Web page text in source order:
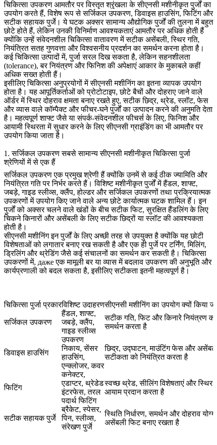
चिकित्सा उपकरण आमतौर पर विस्तृत श्रृंखला केसीएनसी मशीनीकृत पुर्जोंका
उपयोग करते हैं, विशेष रूप से सर्जिकल उपकरण, डिवाइस हाउसिंग, फिटिंग और
सटीक सहायक पुर्जे। ये घटक अक्सर सामान्य औद्योगिक पुर्जों की तुलना में बहुत
छोटे होते हैं, लेकिन उनकी विनिर्माण आवश्यकताएं आमतौर पर अधिक होती हैं
क्योंकि उन्हें संवेदनशील चिकित्सा वातावरण में सटीक असेंबली, स्थिर गति,
नियंत्रित सतह गुणवत्ता और विश्वसनीय प्रदर्शन का समर्थन करना होता है।
कई चिकित्सा उत्पादों में, पुर्जा सरल दिख सकता है, लेकिन सहनशीलता
(tolerance), बर नियंत्रण और फिनिश की अपेक्षाएं आकार के मुकाबले कहीं
अधिक सख्त होती हैं।
इसीलिए चिकित्सा अनुप्रयोगों में सीएनसी मशीनिंग का इतना व्यापक उपयोग
होता है। यह आपूर्तिकर्ताओं को प्रोटोटाइप, छोटे बैचों और दोहराए जाने वाले
ऑर्डर में स्थिर दोहराव क्षमता बनाए रखते हुए, सटीक छिद्र, थ्रेड, स्लॉट, फेस
और व्यास वाले कॉम्पैक्ट और फीचर-घने पुर्जों का उत्पादन करने की अनुमति देता
है। महत्वपूर्ण शाफ्ट जैसे या संपर्क-संवेदनशील फीचर्स के लिए, फिनिश और
आयामी स्थिरता में सुधार करने के लिएसीएनसी ग्राइंडिंगका भी आमतौर पर
उपयोग किया जाता है।
1. सर्जिकल उपकरण सबसे सामान्य सीएनसी मशीनीकृत चिकित्सा पुर्जा
श्रेणियों में से एक हैं
सर्जिकल उपकरण एक प्रमुख श्रेणी हैं क्योंकि उनमें से कई ठीक ज्यामिति और
नियंत्रित गति पर निर्भर करते हैं। विशिष्ट मशीनीकृत पुर्जों में हैंडल, शाफ्ट,
जबड़े, गाइड स्लीव्स, क्लैंप, होल्डर और सर्जिकल उपकरणों तथा प्रक्रियात्मक
उपकरणों में उपयोग किए जाने वाले अन्य छोटे कार्यात्मक घटक शामिल हैं। इन
पुर्जों को अक्सर चलने वाले खंडों के बीच सटीक फिट, सुरक्षित हैंडलिंग के लिए
चिकने किनारों और असेंबली के लिए सटीक छिद्रों या स्लॉट की आवश्यकता
होती है।
सीएनसी मशीनिंग इन पुर्जों के लिए अच्छी तरह से उपयुक्त है क्योंकि यह छोटी
विशेषताओं को लगातार बनाए रख सकती है और एक ही पुर्जे पर टर्निंग, मिलिंग,
ड्रिलिंग और थ्रेडिंग जैसे कई संचालनों का समर्थन कर सकती है। चिकित्सा
उपकरणों में, даже एक मामूली बर या व्यास में बदलाव उपकरण की अनुभूति और
कार्यप्रणाली को बदल सकता है, इसीलिए सटीकता इतनी महत्वपूर्ण है।
चिकित्सा पुर्जा प्रकारविशिष्ट उदाहरणसीएनसी मशीनिंग का उपयोग क्यों किया
सर्जिकल उपकरण
हैंडल, शाफ्ट,
जबड़े, क्लैंप,
गाइड स्लीव्स
सटीक गति, फिट और किनारे नियंत्रण का
समर्थन करता है
डिवाइस हाउसिंग
उपकरण
निकाय, सेंसर
हाउसिंग,
एन्क्लोजर, कवर
छिद्र, उद्घाटन, माउंटिंग फेस और
सटीकता को नियंत्रित करता है
फिटिंग
कनेक्टर,
एडाप्टर, थ्रेडेड
इंटरफेस, तरल
पदार्थ फिटिंग
स्वच्छ थ्रेड, सीलिंग विशेषताएं और स्थिर
आयाम प्रदान करता है
सटीक सहायक पुर्जे
ब्रैकेट, स्पेसर,
पिन, स्लीव्स,
संरेखण पुर्जे
स्थिति निर्धारण, समर्थन और दोहराव योग्य
असेंबली फिट बनाए रखता है